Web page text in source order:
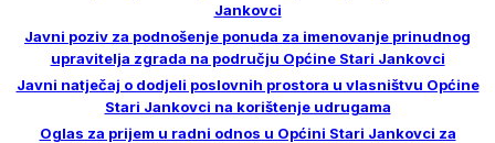
Jankovci
Javni poziv za podnošenje ponuda za imenovanje prinudnog
upravitelja zgrada na području Općine Stari Jankovci
Javni natječaj o dodjeli poslovnih prostora u vlasništvu Općine
Stari Jankovci na korištenje udrugama
Oglas za prijem u radni odnos u Općini Stari Jankovci za